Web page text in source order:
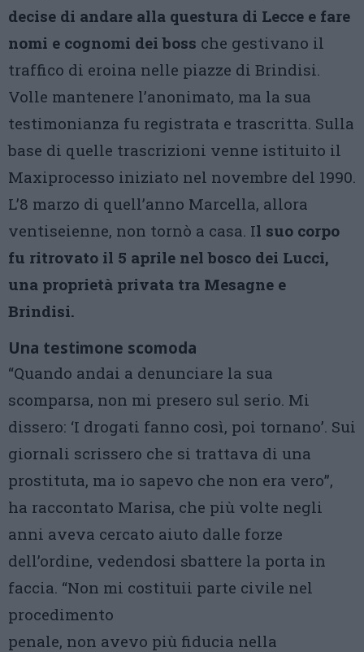
decise di andare alla questura di Lecce e fare
nomi e cognomi dei boss che gestivano il
traffico di eroina nelle piazze di Brindisi.
Volle mantenere l’anonimato, ma la sua
testimonianza fu registrata e trascritta. Sulla
base di quelle trascrizioni venne istituito il
Maxiprocesso iniziato nel novembre del 1990.
L’8 marzo di quell’anno Marcella, allora
ventiseienne, non tornò a casa. Il suo corpo
fu ritrovato il 5 aprile nel bosco dei Lucci,
una proprietà privata tra Mesagne e
Brindisi.
Una testimone scomoda
“Quando andai a denunciare la sua
scomparsa, non mi presero sul serio. Mi
dissero: ‘I drogati fanno così, poi tornano’. Sui
giornali scrissero che si trattava di una
prostituta, ma io sapevo che non era vero”,
ha raccontato Marisa, che più volte negli
anni aveva cercato aiuto dalle forze
dell’ordine, vedendosi sbattere la porta in
faccia. “Non mi costituii parte civile nel
procedimento
penale, non avevo più fiducia nella